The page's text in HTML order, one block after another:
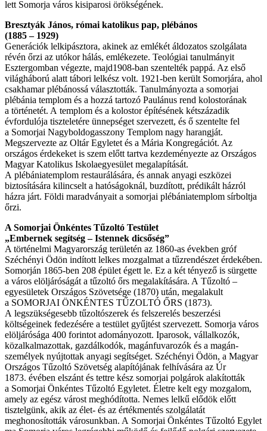
lett Somorja város kisiparosi örökségének.
Bresztyák János, római katolikus pap, plébános
(1885 – 1929)
Generációk lelkipásztora, akinek az emlékét áldozatos szolgálata
révén őrzi az utókor hálás, emlékezete. Teológiai tanulmányit
Esztergomban végezte, majd1908-ban szentelték pappá. Az első
világháború alatt tábori lelkész volt. 1921-ben került Somorjára, ahol
csakhamar plébánossá választották. Tanulmányozta a somorjai
plébánia templom és a hozzá tartozó Paulánus rend kolostorának
a történetét. A templom és a kolostor építésének kétszázadik
évfordulója tiszteletére ünnepséget szervezett, és ő szentelte fel
a Somorjai Nagyboldogasszony Templom nagy harangját.
Megszervezte az Oltár Egyletet és a Mária Kongregációt. Az
országos érdekeket is szem előtt tartva kezdeményezte az Országos
Magyar Katolikus Iskolaegyesület megalapítását.
A plébániatemplom restaurálására, és annak anyagi eszközei
biztosítására kilincselt a hatóságoknál, buzdított, prédikált házról
házra járt. Földi maradványait a somorjai plébániatemplom sírboltja
őrzi.
A Somorjai Önkéntes Tűzoltó Testület
„Embernek segítség – Istennek dicsőség”
A történelmi Magyarország területén az 1860-as években gróf
Széchényi Ödön indított lelkes mozgalmat a tűzrendészet érdekében.
Somorján 1865-ben 208 épület égett le. Ez a két tényező is sürgette
a város elöljáróságát a tűzoltó őrs megalakítására. A Tűzoltó –
egyesületek Országos Szövetsége (1870) után, megalakult
a SOMORJAI ÖNKÉNTES TŰZOLTÓ ŐRS (1873).
A legszükségesebb tűzoltószerek és felszerelés beszerzési
költségeinek fedezésére a testület gyűjtést szervezett. Somorja város
elöljárósága 400 forintot adományozott. Iparosok, vállalkozók,
közalkalmazottak, gazdálkodók, magánfuvarozók és a magán-
személyek nyújtottak anyagi segítséget. Széchényi Ödön, a Magyar
Országos Tűzoltó Szövetség alapítójának felhívására az Úr
1873. évében elszánt és tettre kész somorjai polgárok alakították
a Somorjai Önkéntes Tűzoltó Egyletet. Életre kelt egy mozgalom,
amely az egész várost meghódította. Nemes lelkű elődök előtt
tisztelgünk, akik az élet- és az értékmentés szolgálatát
meghonosították városunkban. A Somorjai Önkéntes Tűzoltó Egylet